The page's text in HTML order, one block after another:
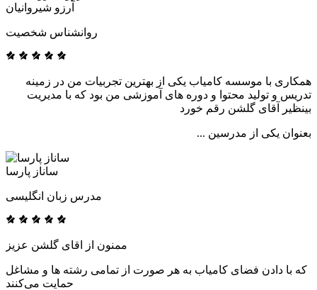
آرزو شیروانیان
روانشناس شخصیت
همکاری با موسسه کامیاب یکی از بهترین تجربیات من در زمینه
تدریس و تولید محتوا و دوره های آموزشی من بود که با مدیریت
بینظیر آقای گلشن رقم خورد
بعنوان یکی از مدرسین ...
ساناز پارسا
مدرس زبان انگلیسی
که با دادن فضای کامیاب به هر صورت از تمامی رشته ها و مشاغل
حمایت می‌کنند